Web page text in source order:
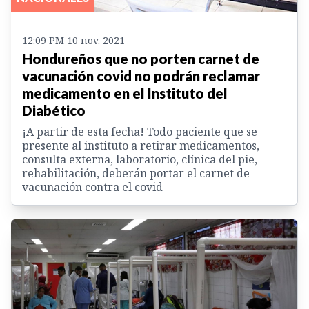
12:09 PM 10 nov. 2021
Hondureños que no porten carnet de
vacunación covid no podrán reclamar
medicamento en el Instituto del
Diabético
¡A partir de esta fecha! Todo paciente que se
presente al instituto a retirar medicamentos,
consulta externa, laboratorio, clínica del pie,
rehabilitación, deberán portar el carnet de
vacunación contra el covid